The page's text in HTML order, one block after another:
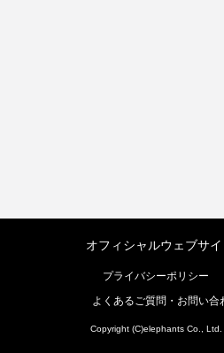
オフィシャルウェブサ
プライバシーポリシー
よくあるご質問・お問い合
Copyright (C)elephants Co., Ltd.